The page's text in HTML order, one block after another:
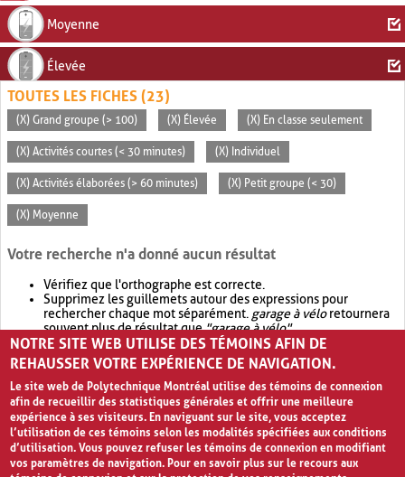
Moyenne
Élevée
TOUTES LES FICHES (23)
(X) Grand groupe (> 100) (X) Élevée (X) En classe seulement
(X) Activités courtes (< 30 minutes) (X) Individuel
(X) Activités élaborées (> 60 minutes) (X) Petit groupe (< 30)
(X) Moyenne
Votre recherche n'a donné aucun résultat
Vérifiez que l'orthographe est correcte.
Supprimez les guillemets autour des expressions pour
rechercher chaque mot séparément. garage à véloretournera
souvent plus de résultat que"garage à vélo".
Envisagez d'élargir votre recherche avec OR.garage OR vélo
retournera souvent plus de résultat quegarage à vélo
NOTRE SITE WEB UTILISE DES TÉMOINS AFIN DE
REHAUSSER VOTRE EXPÉRIENCE DE NAVIGATION.
Le site web de Polytechnique Montréal utilise des témoins de connexion
afin de recueillir des statistiques générales et offrir une meilleure
expérience à ses visiteurs. En naviguant sur le site, vous acceptez
l’utilisation de ces témoins selon les modalités spécifiées aux conditions
d’utilisation. Vous pouvez refuser les témoins de connexion en modifiant
vos paramètres de navigation. Pour en savoir plus sur le recours aux